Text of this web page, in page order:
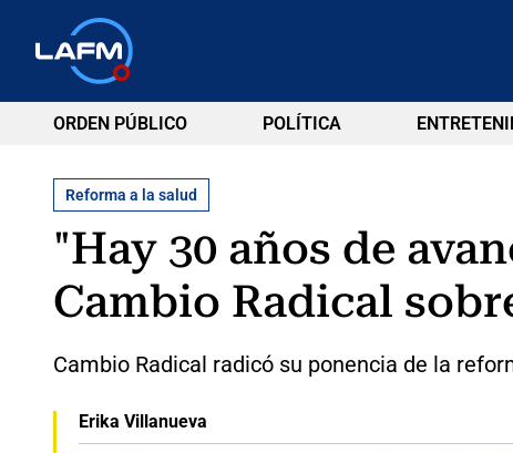
ORDEN PÚBLICO POLÍTICA
Reforma a la salud
"Hay 30 años de
Cambio Radical
Cambio Radical radicó su ponencia de la
Erika Villanueva